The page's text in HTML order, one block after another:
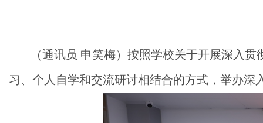
（通讯员 申笑梅）按照学校关于开展深入贯
习、个人自学和交流研讨相结合的方式，举办深